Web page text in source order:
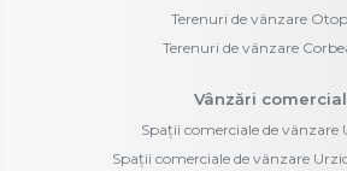
Terenuri de vânzare
Terenuri de vânzare
Vânzări comercial
Spații comerciale de vânzare
Spații comerciale de vânzare